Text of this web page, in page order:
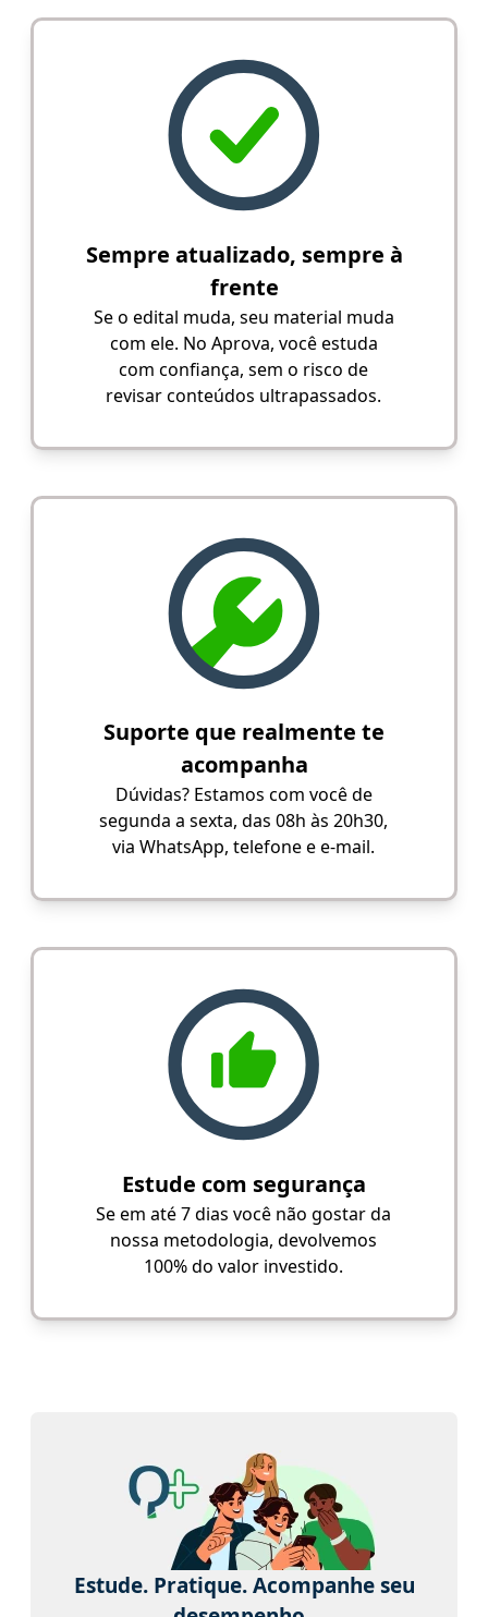
Sempre atualizado, sempre à
frente
Se o edital muda, seu material muda
com ele. No Aprova, você estuda
com confiança, sem o risco de
revisar conteúdos ultrapassados.
Suporte que realmente te
acompanha
Dúvidas? Estamos com você de
segunda a sexta, das 08h às 20h30,
via WhatsApp, telefone e e-mail.
Estude com segurança
Se em até 7 dias você não gostar da
nossa metodologia, devolvemos
100% do valor investido.
Estude. Pratique. Acompanhe seu